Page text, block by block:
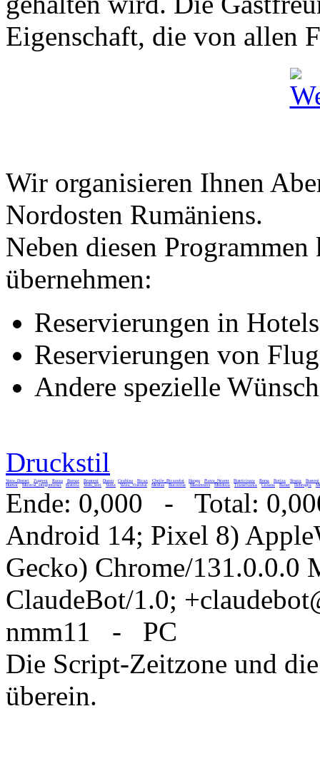
Eigenschaft, die von allen
Wir organisieren Ihnen
Nordosten Rumäniens.
Neben diesen
übernehmen:
Reservierungen in
Reservierungen von
Andere spezielle
Druckstil
Vatra_Dornei Zugreni Rarau Barnar Brosteni Durau Ceahlau Bicaz Cheile_Bicazului Hangu Piatra_Neamt Bistricioara Borsa Botiza Sinaia
Busteni
Humor
Mitocul_Dragomirnei Bistrita Vadu_Izei Vama Valea_Viseului Medias Bucovina Maramures Moldova Transilvania Crisana Banat Dobrogea
Ende: 0,000 - Total:
Android 14; Pixel 8)
Gecko) Chrome/131.0.0.0
ClaudeBot/1.0;
nmm11 - PC
Die Script-Zeitzone und
überein.